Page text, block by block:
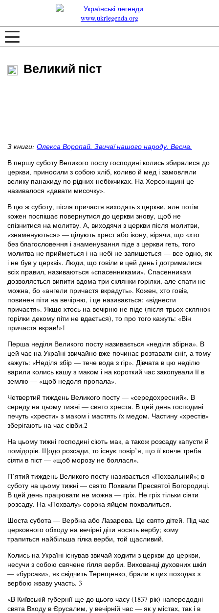
Великий піст
З книги: Олекса Воропай. Звичаї нашого народу. Весна.
В першу суботу Великого посту господині колись збиралися до
церкви, приносили з собою хліб, коливо й мед і замовляли
велику панахиду по рідних-небіжчиках. На Херсонщині це
називалося «давати мисочку».
В цю ж суботу, після причастя виходять з церкви, але потім
кожен поспішає повернутися до церкви знову, щоб не
спізнитися на молитву. А, виходячи з церкви після молитви,
«знаменуються» — цілують хрест або ікону, вірячи, що «хто
без благословення і знаменування піде з церкви геть, того
молитва не прийметься і на небі не запишеться — все одно, як
і не був у церкві». Люди, що говіли в цей день і дотрималися
всіх правил, називаються «спасенниками». Спасенникам
дозволяється випити вдома три склянки горілки, але спати не
можна, бо «ангели причастя вкрадуть». Кожен, хто говів,
повинен піти на вечірню, і це називається: «віднести
причастя». Якщо хтось на вечірню не піде (після трьох склянок
горілки декому піти не вдається), то про того кажуть: «Він
причастя вкрав!»1
Перша неділя Великого посту називається «неділя збірна». В
цей час на Україні звичайно вже починає розтавати сніг, а тому
кажуть: «Неділя збір — тече вода з гір». Дівчата в цю неділю
варили колись кашу з маком і на короткий час закопували її в
землю — «щоб недоля пропала».
Четвертий тиждень Великого посту — «середохресний». В
середу на цьому тижні — свято хреста. В цей день господині
печуть «хрести» з маком і мастять їх медом. Частину «хрестів»
зберігають на час сівби.2
На цьому тижні господині сіють мак, а також розсаду капусти й
помідорів. Щодо розсади, то існує повір’я, що її конче треба
сіяти в піст — «щоб морозу не боялася».
П’ятий тиждень Великого посту називається «Похвальний»; в
суботу на цьому тижні — свято Похвали Пресвятої Богородиці.
В цей день працювати не можна — гріх. Не гріх тільки сіяти
розсаду. На «Похвалу» сорока яйцем похвалиться.
Шоста субота — Вербна або Лазарева. Це свято дітей. Під час
церковного обходу на вечірні діти носять вербу; кому
трапиться найбільша гілка верби, той щасливий.
Колись на Україні існував звичай ходити з церкви до церкви,
несучи з собою свячене гілля верби. Вихованці духовних шкіл
— «бурсаки», як свідчить Терещенко, брали в цих походах з
вербою жваву участь. 3
«В Київській губернії ще до цього часу (1837 рік) напередодні
свята Входу в Єрусалим, у вечірній час — як у містах, так і в